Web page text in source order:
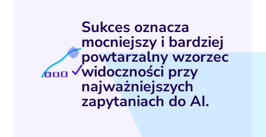
Sukces oznacza
mocniejszy i bardziej
powtarzalny wzorzec
widoczności przy
najważniejszych
zapytaniach do AI.